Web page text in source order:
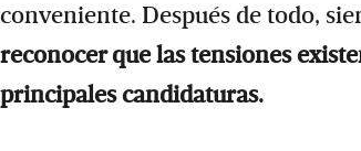
conveniente. Después de todo,
reconocer que las tensiones
principales candidaturas.